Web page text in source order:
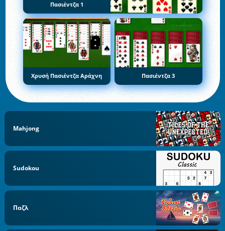
Πασιέντζα 1
Χρυσή Πασιέντζα Αράχνη Πασιέντζα 3
Mahjong
Sudokou
Παζλ